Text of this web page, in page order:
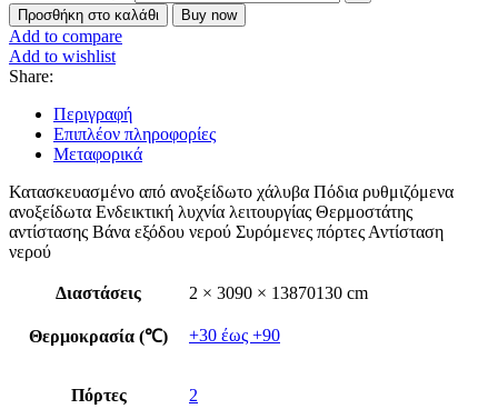
Προσθήκη στο καλάθι Buy now
Add to compare
Add to wishlist
Share:
Περιγραφή
Επιπλέον πληροφορίες
Μεταφορικά
Κατασκευασμένο από ανοξείδωτο χάλυβα Πόδια ρυθμιζόμενα
ανοξείδωτα Ενδεικτική λυχνία λειτουργίας Θερμοστάτης
αντίστασης Βάνα εξόδου νερού Συρόμενες πόρτες Αντίσταση
νερού
Διαστάσεις 2 × 3090 × 13870130 cm
Θερμοκρασία (℃) +30 έως +90
Πόρτες 2